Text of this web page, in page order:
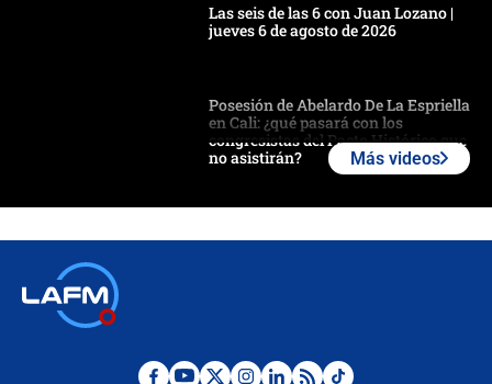
Las seis de las 6 con Juan Lozano |
jueves 6 de agosto de 2026
Posesión de Abelardo De La Espriella
en Cali: ¿qué pasará con los
congresistas del Pacto Histórico que
no asistirán?
Más videos